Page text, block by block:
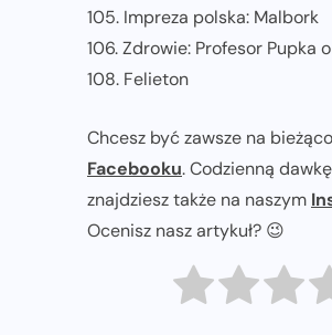
105. Impreza polska: Malbork
106. Zdrowie: Profesor Pupka
108. Felieton
Chcesz być zawsze na
Facebooku. Codzienną
znajdziesz także na naszym
Ocenisz nasz artykuł? 😉